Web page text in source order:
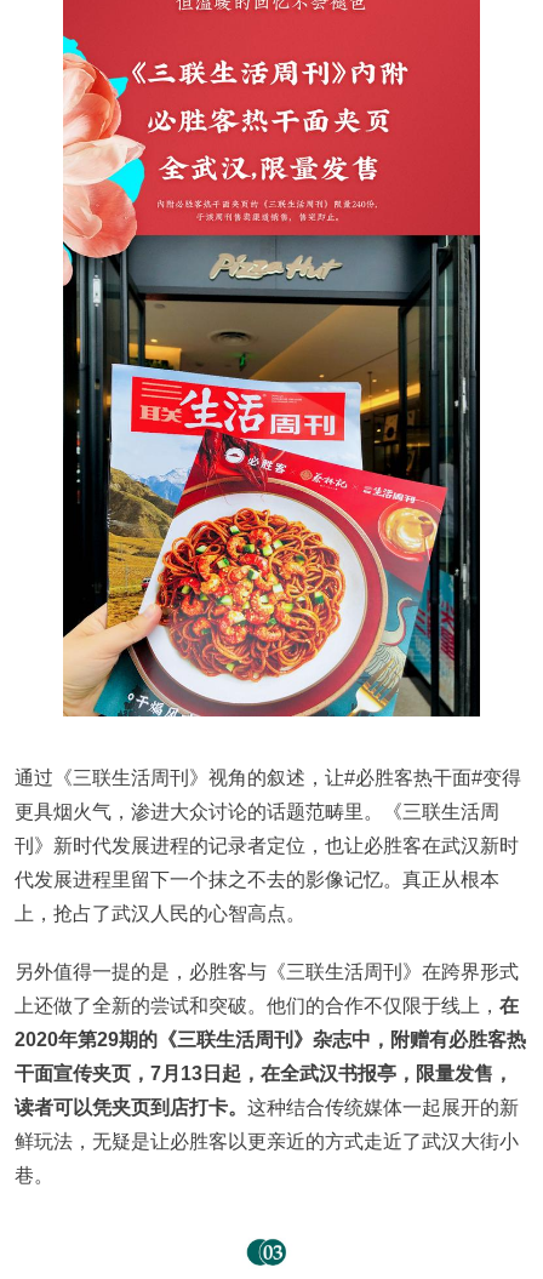
通过《三联生活周刊》视角的叙述，让#必胜客热干面#变得
更具烟火气，渗进大众讨论的话题范畴里。《三联生活周
刊》新时代发展进程的记录者定位，也让必胜客在武汉新时
代发展进程里留下一个抹之不去的影像记忆。真正从根本
上，抢占了武汉人民的心智高点。
另外值得一提的是，必胜客与《三联生活周刊》在跨界形式
上还做了全新的尝试和突破。他们的合作不仅限于线上， 在
2020年第29期的《三联生活周刊》杂志中，附赠有必胜客热
干面宣传夹页，7月13日起，在全武汉书报亭，限量发售，
读者可以凭夹页到店打卡。 这种结合传统媒体一起展开的新
鲜玩法，无疑是让必胜客以更亲近的方式走近了武汉大街小
巷。